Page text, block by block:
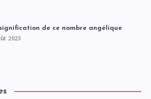
de ce nombre angélique
2023